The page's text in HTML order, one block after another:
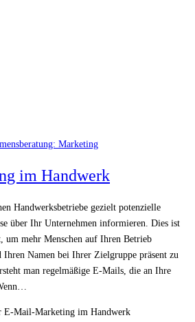
Marketing
im Handwerk
Handwerksbetriebe gezielt potenzielle
über Ihr Unternehmen informieren. Dies ist
um mehr Menschen auf Ihren Betrieb
Ihren Namen bei Ihrer Zielgruppe präsent zu
man regelmäßige E-Mails, die an Ihre
E-Mail-Marketing im Handwerk